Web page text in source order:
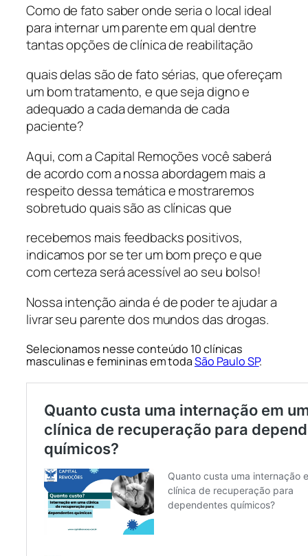
Como de fato saber onde seria o local ideal
para internar um parente em qual dentre
tantas opções de clínica de reabilitação
quais delas são de fato sérias, que ofereçam
um bom tratamento, e que seja digno e
adequado a cada demanda de cada
paciente?
Aqui, com a Capital Remoções você saberá
de acordo com a nossa abordagem mais a
respeito dessa temática e mostraremos
sobretudo quais são as clínicas que
recebemos mais feedbacks positivos,
indicamos por se ter um bom preço e que
com certeza será acessível ao seu bolso!
Nossa intenção ainda é de poder te ajudar a
livrar seu parente dos mundos das drogas.
Selecionamos nesse conteúdo 10 clínicas
masculinas e femininas em todaSão Paulo SP.